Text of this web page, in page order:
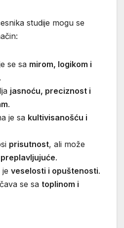
studije mogu se
se sa mirom, logikom i
.
jasnoću, preciznost i
.
je sa kultivisanošću i
prisutnost, ali može
preplavljujuće.
veselosti i opuštenosti.
se sa toplinom i